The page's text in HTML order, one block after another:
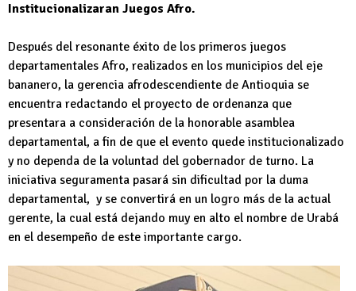
Institucionalizaran Juegos Afro.
Después del resonante éxito de los primeros juegos
departamentales Afro, realizados en los municipios del eje
bananero, la gerencia afrodescendiente de Antioquia se
encuentra redactando el proyecto de ordenanza que
presentara a consideración de la honorable asamblea
departamental, a fin de que el evento quede institucionalizado
y no dependa de la voluntad del gobernador de turno. La
iniciativa seguramenta pasará sin dificultad por la duma
departamental, y se convertirá en un logro más de la actual
gerente, la cual está dejando muy en alto el nombre de Urabá
en el desempeño de este importante cargo.